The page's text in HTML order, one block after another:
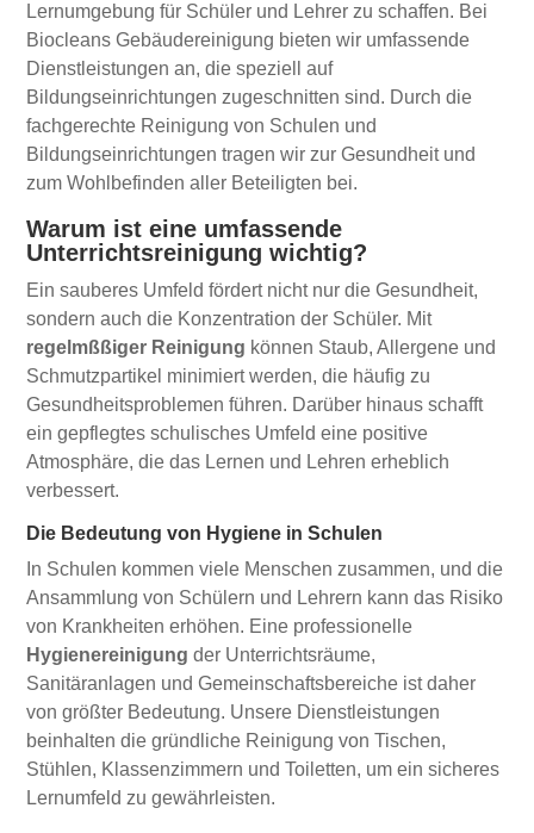
Lernumgebung für Schüler und Lehrer zu schaffen. Bei
Biocleans Gebäudereinigung bieten wir umfassende
Dienstleistungen an, die speziell auf
Bildungseinrichtungen zugeschnitten sind. Durch die
fachgerechte Reinigung von Schulen und
Bildungseinrichtungen tragen wir zur Gesundheit und
zum Wohlbefinden aller Beteiligten bei.
Warum ist eine umfassende
Unterrichtsreinigung wichtig?
Ein sauberes Umfeld fördert nicht nur die Gesundheit,
sondern auch die Konzentration der Schüler. Mit
regelmßßiger Reinigung können Staub, Allergene und
Schmutzpartikel minimiert werden, die häufig zu
Gesundheitsproblemen führen. Darüber hinaus schafft
ein gepflegtes schulisches Umfeld eine positive
Atmosphäre, die das Lernen und Lehren erheblich
verbessert.
Die Bedeutung von Hygiene in Schulen
In Schulen kommen viele Menschen zusammen, und die
Ansammlung von Schülern und Lehrern kann das Risiko
von Krankheiten erhöhen. Eine professionelle
Hygienereinigung der Unterrichtsräume,
Sanitäranlagen und Gemeinschaftsbereiche ist daher
von größter Bedeutung. Unsere Dienstleistungen
beinhalten die gründliche Reinigung von Tischen,
Stühlen, Klassenzimmern und Toiletten, um ein sicheres
Lernumfeld zu gewährleisten.